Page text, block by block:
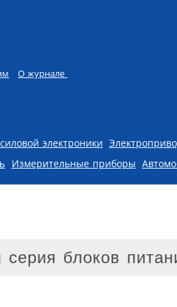
О журнале
электроники
Измерительные приборы
блоков